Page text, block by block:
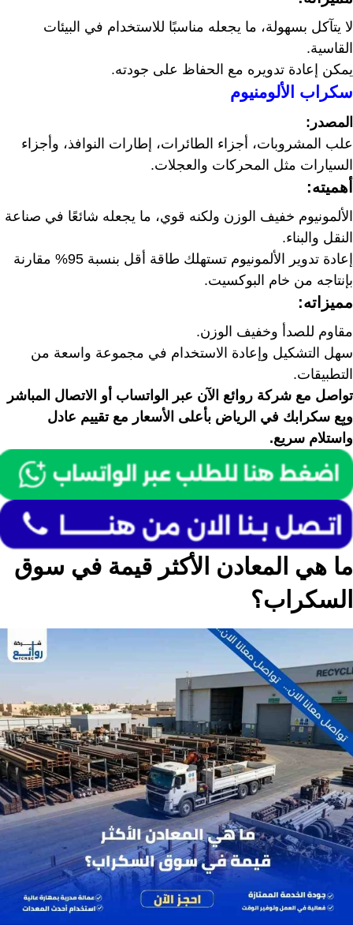
لا يتآكل بسهولة، ما يجعله مناسبًا للاستخدام في البيئات
القاسية.
يمكن إعادة تدويره مع الحفاظ على جودته.
سكراب الألومنيوم
المصدر:
علب المشروبات، أجزاء الطائرات، إطارات النوافذ، وأجزاء
السيارات مثل المحركات والعجلات.
أهميته:
الألمونيوم خفيف الوزن ولكنه قوي، ما يجعله شائعًا في صناعة
النقل والبناء.
إعادة تدوير الألمونيوم تستهلك طاقة أقل بنسبة 95% مقارنة
بإنتاجه من خام البوكسيت.
مميزاته:
مقاوم للصدأ وخفيف الوزن.
سهل التشكيل وإعادة الاستخدام في مجموعة واسعة من
التطبيقات.
تواصل مع شركة روائع الآن عبر الواتساب أو الاتصال المباشر
وبِع سكرابك في الرياض بأعلى الأسعار مع تقييم عادل
واستلام سريع.
ما هي المعادن الأكثر قيمة في سوق
السكراب؟